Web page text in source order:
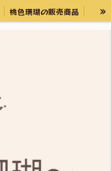
桃色珊瑚の販売商品
»